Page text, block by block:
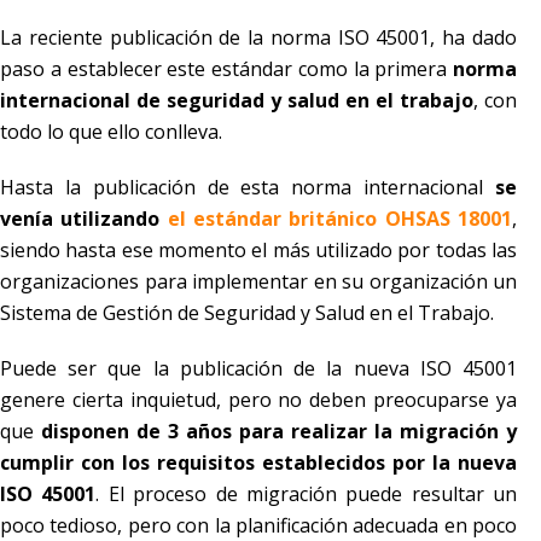
La reciente publicación de la norma ISO 45001, ha dado
paso a establecer este estándar como la primera norma
internacional de seguridad y salud en el trabajo, con
todo lo que ello conlleva.
Hasta la publicación de esta norma internacional se
venía utilizando el estándar británico OHSAS 18001,
siendo hasta ese momento el más utilizado por todas las
organizaciones para implementar en su organización un
Sistema de Gestión de Seguridad y Salud en el Trabajo.
Puede ser que la publicación de la nueva ISO 45001
genere cierta inquietud, pero no deben preocuparse ya
que disponen de 3 años para realizar la migración y
cumplir con los requisitos establecidos por la nueva
ISO 45001. El proceso de migración puede resultar un
poco tedioso, pero con la planificación adecuada en poco